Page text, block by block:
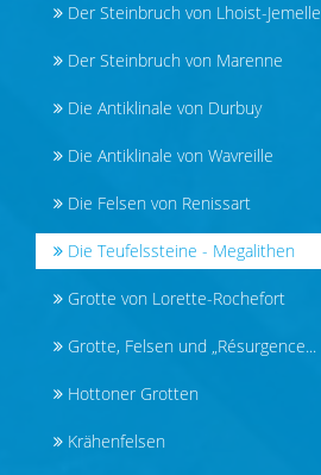
Der Steinbruch von Lhoist-Jemelle
Der Steinbruch von Marenne
Die Antiklinale von Durbuy
Die Antiklinale von Wavreille
Die Felsen von Renissart
Die Teufelssteine - Megalithen
Grotte von Lorette-Rochefort
Grotte, Felsen und „Résurgence...
Hottoner Grotten
Krähenfelsen